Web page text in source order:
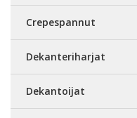
Crepespannut
Dekanteriharjat
Dekantoijat